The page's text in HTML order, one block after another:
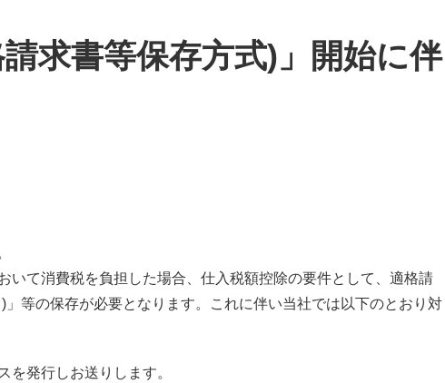
求書等保存方式)」開始に伴
いて消費税を負担した場合、仕入税額控除の要件として、適格請
等の保存が必要となります。これに伴い当社では以下のとおり対
を発行しお送りします。